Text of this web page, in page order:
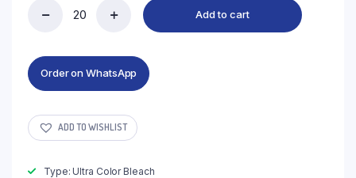
Add to cart
Order on WhatsApp
ADD TO WISHLIST
Type: Ultra Color Bleach